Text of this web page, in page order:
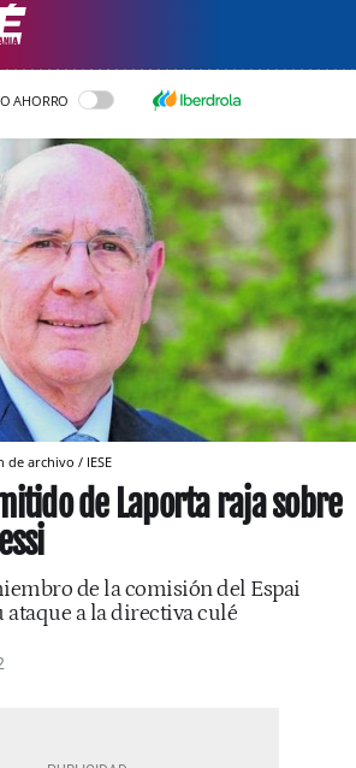
AHORRO
de archivo / IESE
de Laporta raja sobre
de la comisión del Espai
ataque a la directiva culé